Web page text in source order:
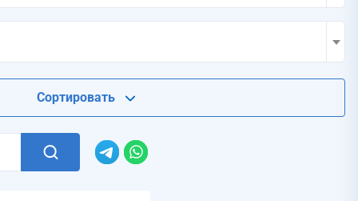
Сортировать